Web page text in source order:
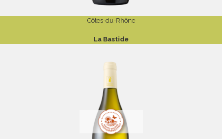
Côtes-du-Rhône
La Bastide